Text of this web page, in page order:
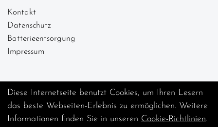
Kontakt
Datenschutz
Batterieentsorgung
Impressum
Diese Internetseite benutzt Cookies, um Ihren Lesern
das beste Webseiten-Erlebnis zu ermöglichen. Weitere
Informationen finden Sie in unseren Cookie-Richtlinien.